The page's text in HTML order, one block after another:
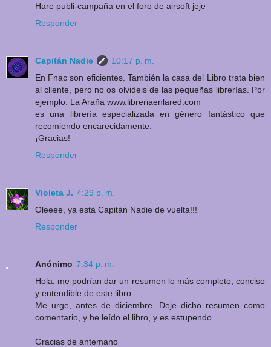
Hare publi-campaña en el foro de airsoft jeje
Responder
Capitán Nadie
10:17 p. m.
En Fnac son eficientes. También la casa del Libro trata bien
al cliente, pero no os olvideis de las pequeñas librerías. Por
ejemplo: La Araña www.libreriaenlared.com
es una librería especializada en género fantástico que
recomiendo encarecidamente.
¡Gracias!
Responder
Violeta J. 4:29 p. m.
Oleeee, ya está Capitán Nadie de vuelta!!!
Responder
Anónimo 7:34 p. m.
Hola, me podrían dar un resumen lo más completo, conciso
y entendible de este libro.
Me urge, antes de diciembre. Deje dicho resumen como
comentario, y he leído el libro, y es estupendo.
Gracias de antemano